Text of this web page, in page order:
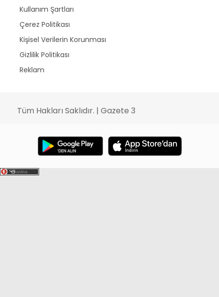
Kullanım Şartları
Çerez Politikası
Kişisel Verilerin Korunması
Gizlilik Politikası
Reklam
Tüm Hakları Saklıdır. | Gazete 3